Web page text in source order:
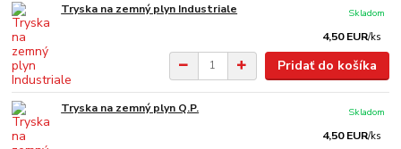
Tryska na zemný plyn Industriale
4,50 EUR/ks
Skladom
Pridať do košíka
Tryska na zemný plyn Q.P.
4,50 EUR/ks
Skladom